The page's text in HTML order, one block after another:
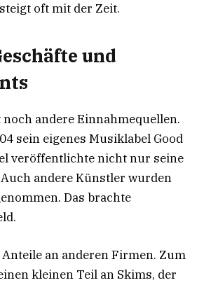
oft mit der Zeit.
und
noch andere Einnahmequellen.
sein eigenes Musiklabel Good
veröffentlichte nicht nur seine
andere Künstler wurden
Das brachte
an anderen Firmen. Zum
kleinen Teil an Skims, der